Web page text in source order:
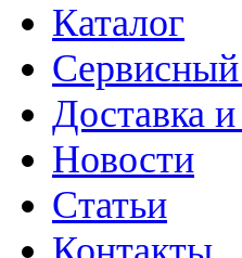
Каталог
Доставка
Новости
Статьи